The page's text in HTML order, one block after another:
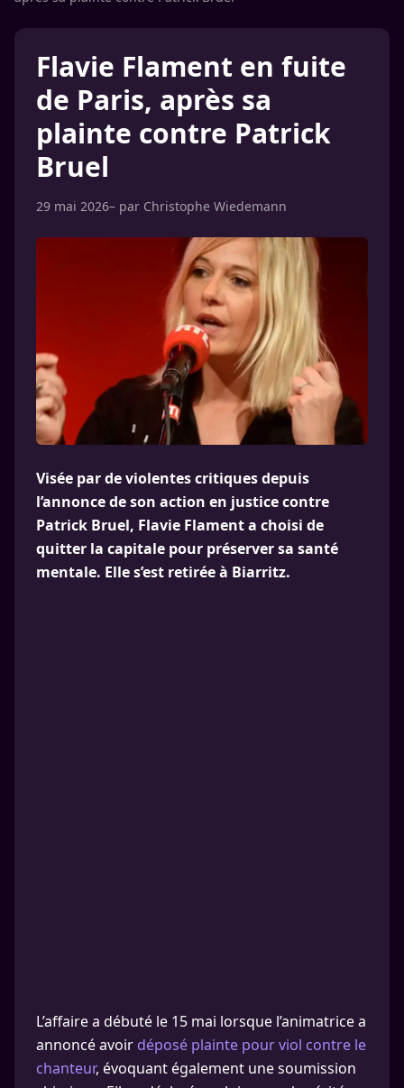
Flavie Flament en fuite
de Paris, après sa
plainte contre Patrick
Bruel
29 mai 2026– par Christophe Wiedemann
Visée par de violentes critiques depuis
l’annonce de son action en justice contre
Patrick Bruel, Flavie Flament a choisi de
quitter la capitale pour préserver sa santé
mentale. Elle s’est retirée à Biarritz.
L’affaire a débuté le 15 mai lorsque l’animatrice a
annoncé avoir déposé plainte pour viol contre le
chanteur, évoquant également une soumission